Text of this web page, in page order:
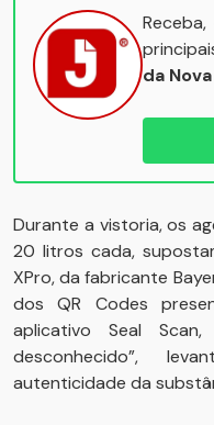
Receba,
da Nova
Durante a vistoria, os
20 litros cada,
XPro, da fabricante
dos QR Codes
aplicativo Seal
desconhecido”,
autenticidade da